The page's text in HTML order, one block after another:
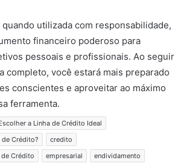
utilizada com responsabilidade,
financeiro poderoso para
pessoais e profissionais. Ao seguir
completo, você estará mais preparado
conscientes e aproveitar ao máximo
ferramenta.
a Linha de Crédito Ideal
de Crédito?
credito
de Crédito
empresarial
endividamento